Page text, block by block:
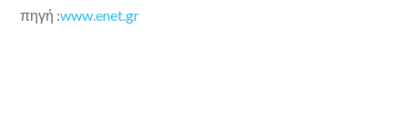
πηγή :www.enet.gr